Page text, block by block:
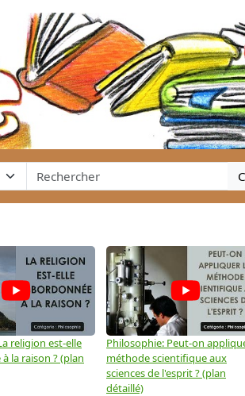
religion est-elle
la raison ? (plan
Philosophie: Peut-on
méthode scientifique aux
sciences de l'esprit ? (plan
détaillé)